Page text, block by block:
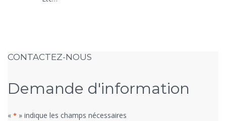
CONTACTEZ-NOUS
Demande d'information
« * » indique les champs nécessaires